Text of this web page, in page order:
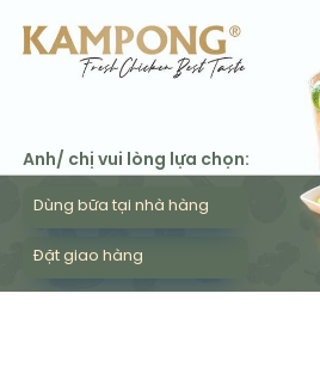
Anh/ chị vui lòng lựa chọn:
Đặt giao hàng
Dùng bữa tại nhà hàng